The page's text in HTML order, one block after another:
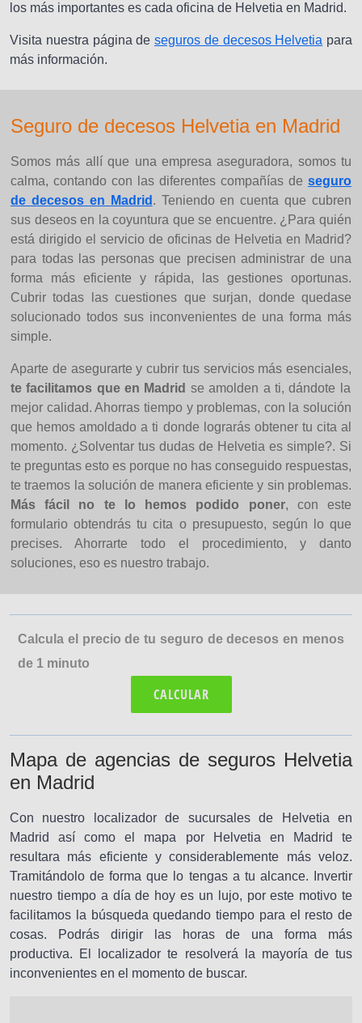
los más importantes es cada oficina de Helvetia en Madrid.
Visita nuestra página de seguros de decesos Helvetia para
más información.
Seguro de decesos Helvetia en Madrid
Somos más allí que una empresa aseguradora, somos tu
calma, contando con las diferentes compañías de seguro
de decesos en Madrid . Teniendo en cuenta que cubren
sus deseos en la coyuntura que se encuentre. ¿Para quién
está dirigido el servicio de oficinas de Helvetia en Madrid?
para todas las personas que precisen administrar de una
forma más eficiente y rápida, las gestiones oportunas.
Cubrir todas las cuestiones que surjan, donde quedase
solucionado todos sus inconvenientes de una forma más
simple.
Aparte de asegurarte y cubrir tus servicios más esenciales,
te facilitamos que en Madrid se amolden a ti, dándote la
mejor calidad. Ahorras tiempo y problemas, con la solución
que hemos amoldado a ti donde lograrás obtener tu cita al
momento. ¿Solventar tus dudas de Helvetia es simple?. Si
te preguntas esto es porque no has conseguido respuestas,
te traemos la solución de manera eficiente y sin problemas.
Más fácil no te lo hemos podido poner, con este
formulario obtendrás tu cita o presupuesto, según lo que
precises. Ahorrarte todo el procedimiento, y danto
soluciones, eso es nuestro trabajo.
Calcula el precio de tu seguro de decesos en menos
de 1 minuto
CALCULAR
Mapa de agencias de seguros Helvetia
en Madrid
Con nuestro localizador de sucursales de Helvetia en
Madrid así como el mapa por Helvetia en Madrid te
resultara más eficiente y considerablemente más veloz.
Tramitándolo de forma que lo tengas a tu alcance. Invertir
nuestro tiempo a día de hoy es un lujo, por este motivo te
facilitamos la búsqueda quedando tiempo para el resto de
cosas. Podrás dirigir las horas de una forma más
productiva. El localizador te resolverá la mayoría de tus
inconvenientes en el momento de buscar.